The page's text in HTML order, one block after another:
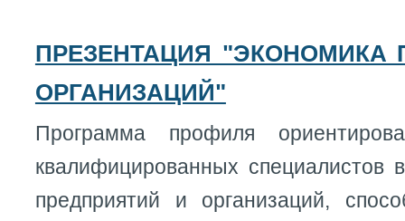
ПРЕЗЕНТАЦИЯ "ЭКОНОМИКА
ОРГАНИЗАЦИЙ"
Программа профиля
квалифицированных специалистов
предприятий и организаций,